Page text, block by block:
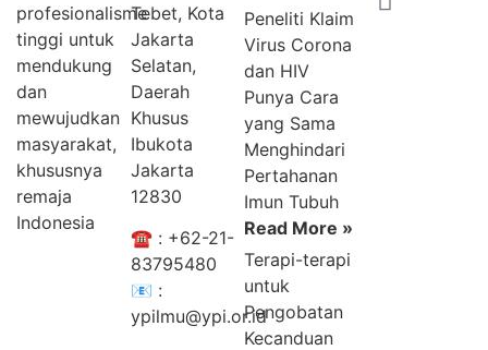
profesionalisme
tinggi untuk
mendukung
dan
mewujudkan
masyarakat,
khususnya
remaja
Indonesia
Tebet, Kota
Jakarta
Selatan,
Daerah
Khusus
Ibukota
Jakarta
12830
☎️ : +62-21-
83795480
📧 :
ypilmu@ypi.or.id
Peneliti Klaim
Virus Corona
dan HIV
Punya Cara
yang Sama
Menghindari
Pertahanan
Imun Tubuh
Read More »
Terapi-terapi
untuk
Pengobatan
Kecanduan